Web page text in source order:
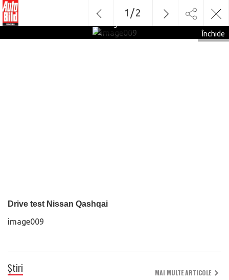
Drive test Nissan Qashqai
image009
Închide
1 /2
Știri MAI MULTE ARTICOLE